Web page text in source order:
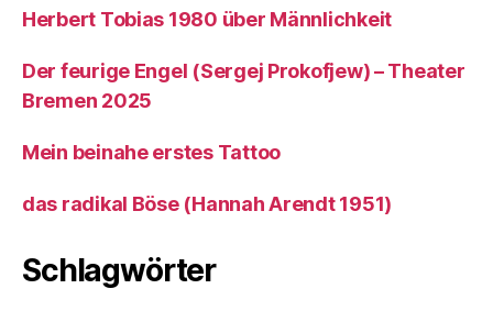
Herbert Tobias 1980 über Männlichkeit
Der feurige Engel (Sergej Prokofjew) – Theater
Bremen 2025
Mein beinahe erstes Tattoo
das radikal Böse (Hannah Arendt 1951)
Schlagwörter